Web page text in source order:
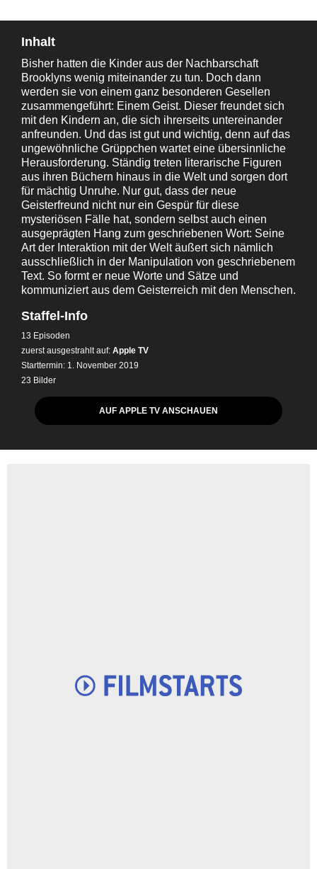
Inhalt
Bisher hatten die Kinder aus der Nachbarschaft
Brooklyns wenig miteinander zu tun. Doch dann
werden sie von einem ganz besonderen Gesellen
zusammengeführt: Einem Geist. Dieser freundet sich
mit den Kindern an, die sich ihrerseits untereinander
anfreunden. Und das ist gut und wichtig, denn auf das
ungewöhnliche Grüppchen wartet eine übersinnliche
Herausforderung. Ständig treten literarische Figuren
aus ihren Büchern hinaus in die Welt und sorgen dort
für mächtig Unruhe. Nur gut, dass der neue
Geisterfreund nicht nur ein Gespür für diese
mysteriösen Fälle hat, sondern selbst auch einen
ausgeprägten Hang zum geschriebenen Wort: Seine
Art der Interaktion mit der Welt äußert sich nämlich
ausschließlich in der Manipulation von geschriebenem
Text. So formt er neue Worte und Sätze und
kommuniziert aus dem Geisterreich mit den Menschen.
Staffel-Info
13 Episoden
zuerst ausgestrahlt auf: Apple TV
Starttermin: 1. November 2019
23 Bilder
AUF APPLE TV ANSCHAUEN